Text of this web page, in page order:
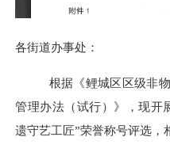
各街道办事处：
根据《鲤城区区级非
管理办法（试行）》，现开
遗守艺工匠”荣誉称号评选，